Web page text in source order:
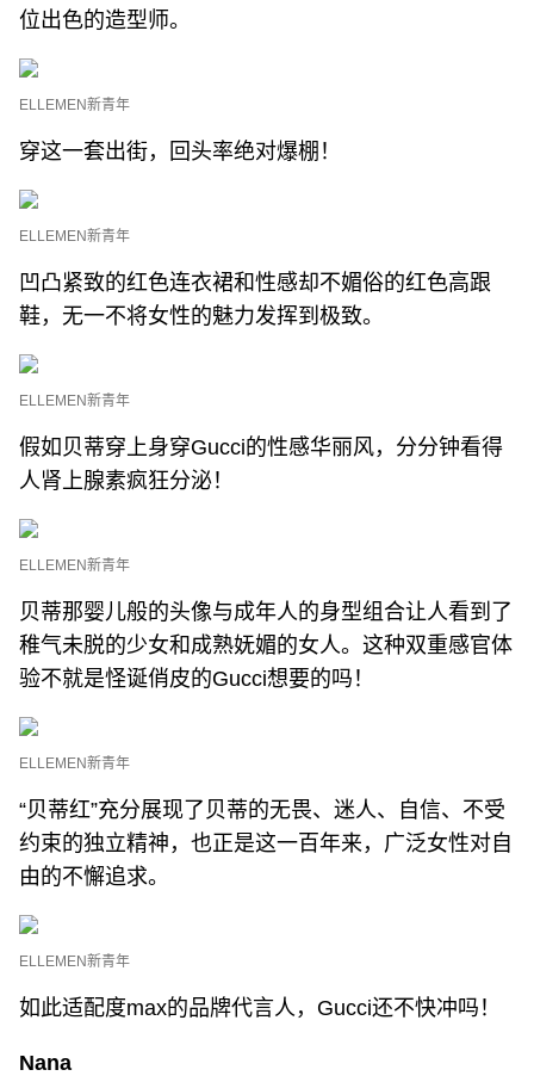
位出色的造型师。
ELLEMEN新青年
穿这一套出街，回头率绝对爆棚！
ELLEMEN新青年
凹凸紧致的红色连衣裙和性感却不媚俗的红色高跟
鞋，无一不将女性的魅力发挥到极致。
ELLEMEN新青年
假如贝蒂穿上身穿Gucci的性感华丽风，分分钟看得
人肾上腺素疯狂分泌！
ELLEMEN新青年
贝蒂那婴儿般的头像与成年人的身型组合让人看到了
稚气未脱的少女和成熟妩媚的女人。这种双重感官体
验不就是怪诞俏皮的Gucci想要的吗！
ELLEMEN新青年
“贝蒂红”充分展现了贝蒂的无畏、迷人、自信、不受
约束的独立精神，也正是这一百年来，广泛女性对自
由的不懈追求。
ELLEMEN新青年
如此适配度max的品牌代言人，Gucci还不快冲吗！
Nana